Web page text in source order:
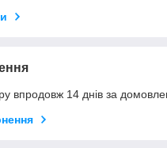
впродовж 14 днів за